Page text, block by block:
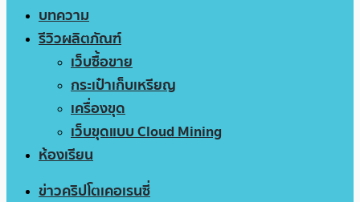
บทความ
รีวิวผลิตภัณฑ์
เว็บซื้อขาย
กระเป๋าเก็บเหรียญ
เครื่องขุด
เว็บขุดแบบ Cloud Mining
ห้องเรียน
ข่าวคริปโตเคอเรนซี่